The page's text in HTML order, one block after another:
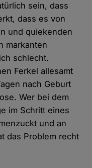
sein, dass
dass es von
und quiekenden
markanten
schlecht.
Ferkel allesamt
nach Geburt
Wer bei dem
im Schritt eines
und an
das Problem recht